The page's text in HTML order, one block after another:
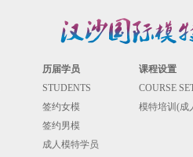
历届学员
课程设置
STUDENTS
COURSE
签约女模
模特培训(成
签约男模
成人模特学员